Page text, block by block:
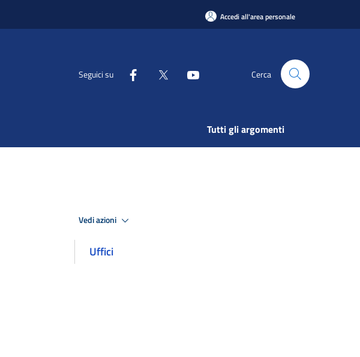
Accedi all'area personale
Seguici su Cerca
Tutti gli argomenti
Vedi azioni
Uffici